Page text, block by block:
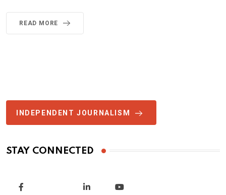
READ MORE
INDEPENDENT JOURNALISM
STAY CONNECTED